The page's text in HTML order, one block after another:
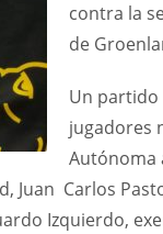
contra la
de
Un partido
jugadores
Autónoma
Juan Carlos
Izquierdo,